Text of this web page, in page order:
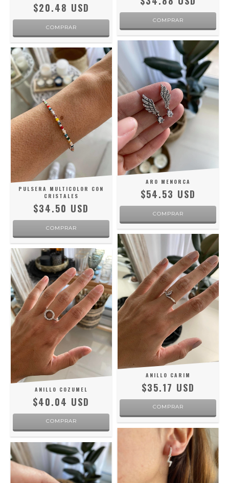
$20.48 USD
PULSERA MULTICOLOR CON
CRISTALES
$34.50 USD
ARO MENORCA
$54.53 USD
ANILLO COZUMEL
$40.04 USD
COMPRAR
ANILLO CARIM
$35.17 USD
COMPRAR